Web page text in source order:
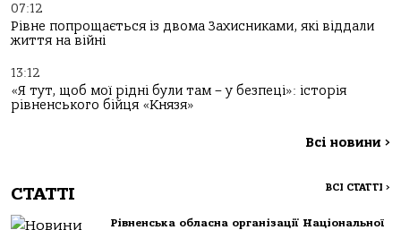
07:12
Рівне попрощається із двома Захисниками, які віддали
життя на війні
13:12
«Я тут, щоб мої рідні були там – у безпеці»: історія
рівненського бійця «Князя»
Всі новини >
СТАТТІ ВСІ СТАТТІ >
Рівненська обласна організації Національної